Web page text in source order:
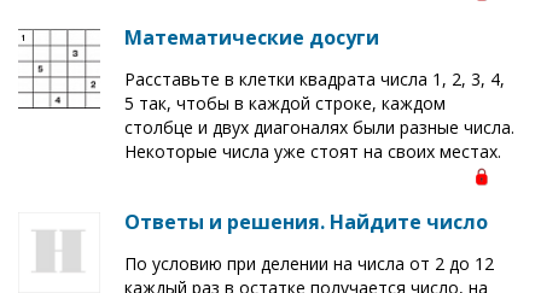
Математические досуги
Расставьте в клетки квадрата числа 1, 2, 3, 4,
5 так, чтобы в каждой строке, каждом
столбце и двух диагоналях были разные числа.
Некоторые числа уже стоят на своих местах.
Ответы и решения. Найдите число
По условию при делении на числа от 2 до 12
каждый раз в остатке получается число, на